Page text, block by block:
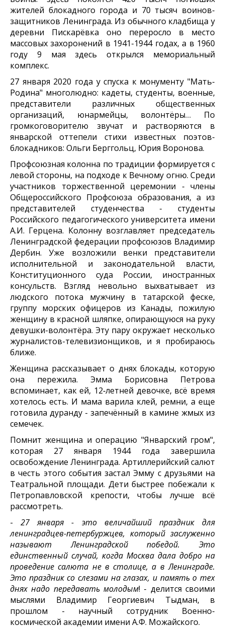
жителей блокадного города и 70 тысяч воинов-
защитников Ленинграда. Из обычного кладбища у
деревни Пискарёвка оно переросло в место
массовых захоронений в 1941-1944 годах, а в 1960
году 9 мая здесь открылся мемориальный
комплекс.
27 января 2020 года у спуска к монументу "Мать-
Родина" многолюдно: кадеты, студенты, военные,
представители различных общественных
организаций, юнармейцы, волонтёры… По
громкоговорителю звучат и растворяются в
январской оттепели стихи известных поэтов-
блокадников: Ольги Берггольц, Юрия Воронова.
Профсоюзная колонна по традиции формируется с
левой стороны, на подходе к Вечному огню. Среди
участников торжественной церемонии - члены
Общероссийского Профсоюза образования, а из
представителей студенчества - студенты
Российского педагогического университета имени
А.И. Герцена. Колонну возглавляет председатель
Ленинградской федерации профсоюзов Владимир
Дербин. Уже возложили венки представители
исполнительной и законодательной власти,
Конституционного суда России, иностранных
консульств. Взгляд невольно выхватывает из
людского потока мужчину в татарской феске,
группу морских офицеров из Канады, пожилую
женщину в красной шляпке, опирающуюся на руку
девушки-волонтёра. Эту пару окружает несколько
журналистов-телевизионщиков, и я пробираюсь
ближе.
Женщина рассказывает о днях блокады, которую
она пережила. Эмма Борисовна Петрова
вспоминает, как ей, 12‑летней девочке, всё время
хотелось есть. И мама варила клей, ремни, а еще
готовила дуранду - запечённый в камине жмых из
семечек.
Помнит женщина и операцию "Январский гром",
которая 27 января 1944 года завершила
освобождение Ленинграда. Артиллерийский салют
в честь этого события застал Эмму с друзьями на
Театральной площади. Дети быстрее побежали к
Петропавловской крепости, чтобы лучше всё
рассмотреть.
-27 января - это величайший праздник для
ленинградцев-петербуржцев, который заслуженно
называют Ленинградской победой. Это
единственный случай, когда Москва дала добро на
проведение салюта не в столице, а в Ленинграде.
Это праздник со слезами на глазах, и память о тех
днях надо передавать молодым! - делится своими
мыслями Владимир Георгиевич Тыдман, в
прошлом - научный сотрудник Военно-
космической академии имени А.Ф. Можайского.